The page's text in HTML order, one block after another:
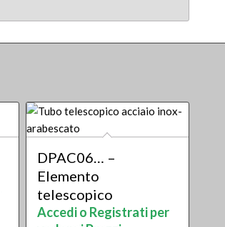
DPAC06… –
Elemento
telescopico
Accedi o Registrati per